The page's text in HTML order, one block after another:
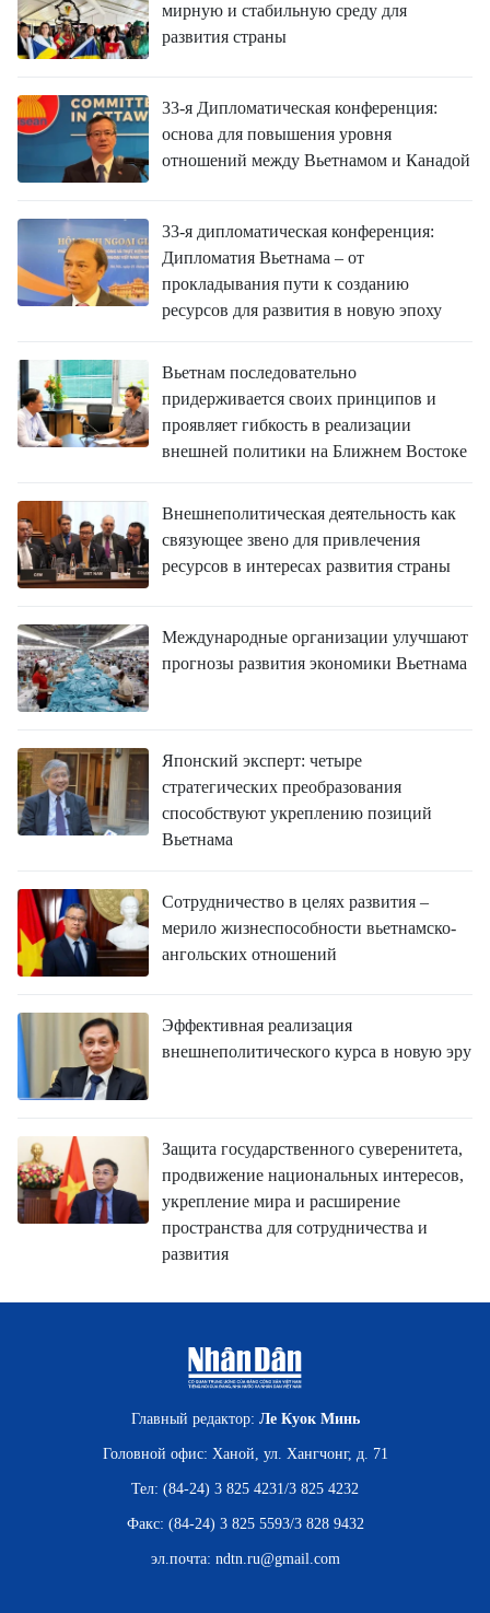
мирную и стабильную среду для
развития страны
33-я Дипломатическая конференция:
основа для повышения уровня
отношений между Вьетнамом и Канадой
33-я дипломатическая конференция:
Дипломатия Вьетнама – от
прокладывания пути к созданию
ресурсов для развития в новую эпоху
Вьетнам последовательно
придерживается своих принципов и
проявляет гибкость в реализации
внешней политики на Ближнем Востоке
Внешнеполитическая деятельность как
связующее звено для привлечения
ресурсов в интересах развития страны
Международные организации улучшают
прогнозы развития экономики Вьетнама
Японский эксперт: четыре
стратегических преобразования
способствуют укреплению позиций
Вьетнама
Сотрудничество в целях развития –
мерило жизнеспособности вьетнамско-
ангольских отношений
Эффективная реализация
внешнеполитического курса в новую эру
Защита государственного суверенитета,
продвижение национальных интересов,
укрепление мира и расширение
пространства для сотрудничества и
развития
Главный редактор: Ле Куок Минь
Головной офис: Ханой, ул. Хангчонг, д. 71
Тел: (84-24) 3 825 4231/3 825 4232
Факс: (84-24) 3 825 5593/3 828 9432
эл.почта: ndtn.ru@gmail.com